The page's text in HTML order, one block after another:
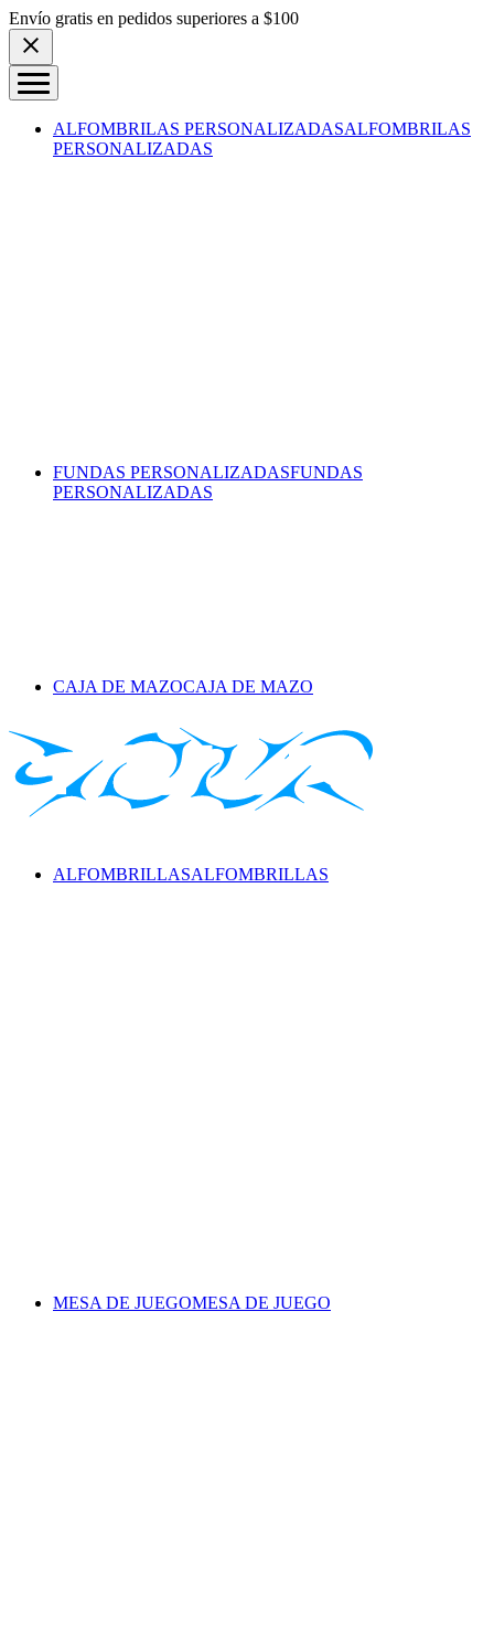
Skip to content
Envío gratis en pedidos superiores a $100
ALFOMBRILAS PERSONALIZADASALFOMBRILAS
PERSONALIZADAS
FUNDAS PERSONALIZADASFUNDAS
PERSONALIZADAS
CAJA DE MAZOCAJA DE MAZO
ALFOMBRILLASALFOMBRILLAS
MESA DE JUEGOMESA DE JUEGO